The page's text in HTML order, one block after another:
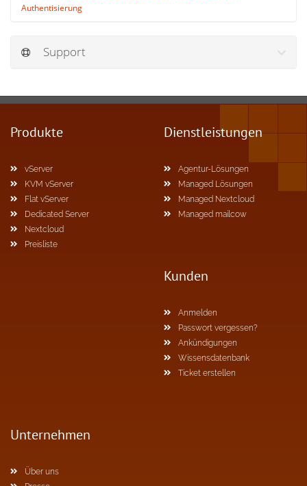
Authentisierung
Support
Produkte
vServer
KVM vServer
Flat vServer
Dedicated Server
Nextcloud
Preisliste
Dienstleistungen
Agentur-Lösungen
Managed Lösungen
Managed Nextcloud
Managed mailcow
Kunden
Anmelden
Passwort vergessen?
Ankündigungen
Wissensdatenbank
Ticket erstellen
Unternehmen
Über uns